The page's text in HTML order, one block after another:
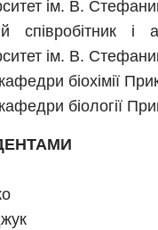
ім. В.
співробітник і
ім. В.
біохімії
біології